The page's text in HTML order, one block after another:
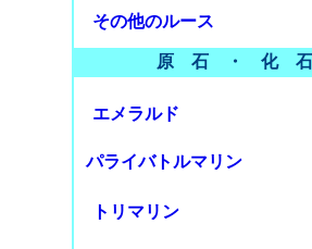
その他のルース
原 石 ・ 化 石
エメラルド
パライバトルマリン
トリマリン